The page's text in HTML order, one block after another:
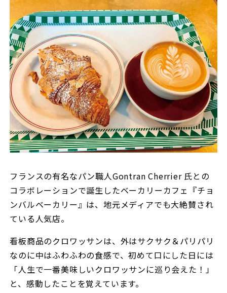
フランスの有名なパン職人Gontran Cherrier 氏との
コラボレーションで誕生したベーカリーカフェ『チョ
ンバルベーカリー』は、地元メディアでも大絶賛され
ている人気店。
看板商品のクロワッサンは、外はサクサク＆パリパリ
なのに中はふわふわの食感で、初めて口にした日には
「人生で一番美味しいクロワッサンに巡り会えた！」
と、感動したことを覚えています。